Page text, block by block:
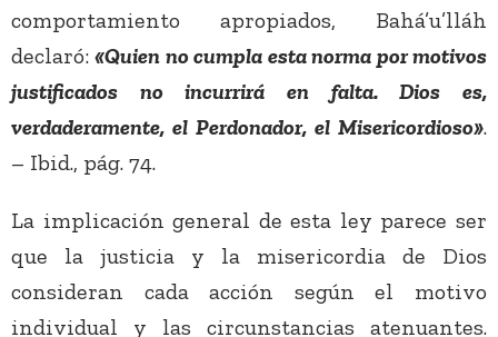
comportamiento apropiados, Bahá’u’lláh
declaró:«Quien no cumpla esta norma por motivos
justificados no incurrirá en falta. Dios es,
verdaderamente, el Perdonador, el Misericordioso».
– Ibid., pág. 74.
La implicación general de esta ley parece ser
que la justicia y la misericordia de Dios
consideran cada acción según el motivo
individual y las circunstancias atenuantes.